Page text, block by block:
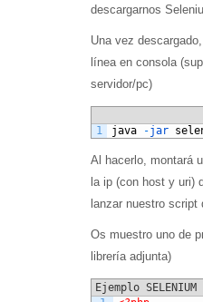
descargarnos
Una vez
línea en consola
servidor/pc)
1
java -jar
Al hacerlo, montará
la ip (con host y uri)
lanzar nuestro script
Os muestro uno de
librería adjunta)
Ejemplo SELENIUM